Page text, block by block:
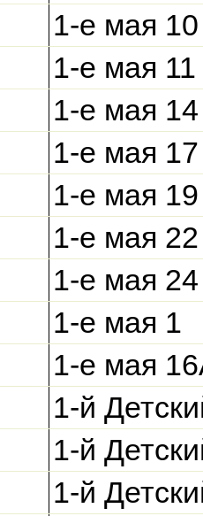
1-е мая 10
1-е мая 11
1-е мая 14
1-е мая 17
1-е мая 19
1-е мая 22
1-е мая 24
1-е мая 1
1-е мая
1-й
1-й
1-й